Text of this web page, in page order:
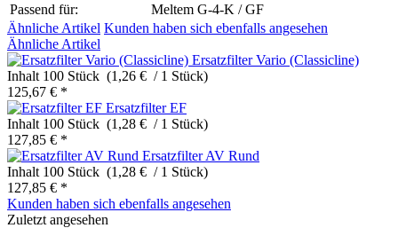
Passend für:
Meltem G-4-K / GF
Ähnliche Artikel Kunden haben sich ebenfalls angesehen
Ähnliche Artikel
Ersatzfilter Vario (Classicline)
Inhalt 100 Stück (1,26 € / 1 Stück)
125,67 € *
Ersatzfilter EF
Inhalt 100 Stück (1,28 € / 1 Stück)
127,85 € *
Ersatzfilter AV Rund
Inhalt 100 Stück (1,28 € / 1 Stück)
127,85 € *
Kunden haben sich ebenfalls angesehen
Zuletzt angesehen